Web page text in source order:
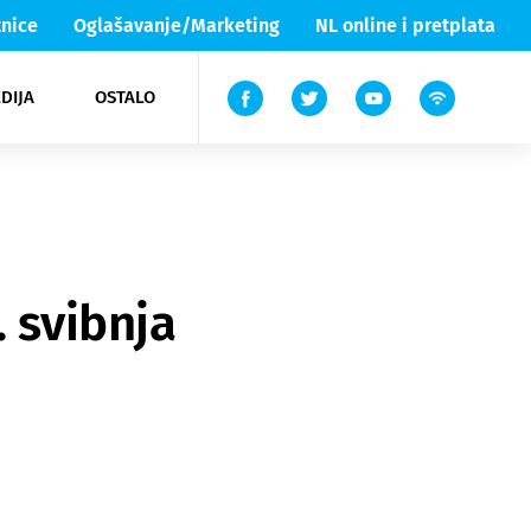
Oglašavanje/Marketing NL online i pretplata
OSTALO
Lika & Senj
TV
svibnja